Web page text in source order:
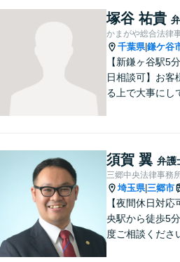
塚谷 祐貴
かまがや総合法律
千葉県|鎌ケ谷
【新鎌ヶ谷駅5
日相談可】お客
る上で大事にし
みに真摯に耳を
事情を吟味した
解決が図れるよ
て参ります。
須賀 翼 弁護
三郷中央法律事務
埼玉県| 三郷市
【夜間休日対
央駅から徒歩5
度ご相談くださ